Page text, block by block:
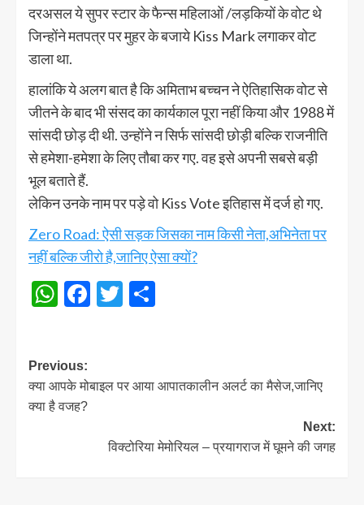
दरअसल ये सुपर स्टार के फैन्स महिलाओं /लड़कियों के वोट थे
जिन्होंने मतपत्र पर मुहर के बजाये Kiss Mark लगाकर वोट
डाला था.
हालांकि ये अलग बात है कि अमिताभ बच्चन ने ऐतिहासिक वोट से
जीतने के बाद भी संसद का कार्यकाल पूरा नहीं किया और 1988 में
सांसदी छोड़ दी थी. उन्होंने न सिर्फ सांसदी छोड़ी बल्कि राजनीति
से हमेशा-हमेशा के लिए तौबा कर गए. वह इसे अपनी सबसे बड़ी
भूल बताते हैं.
लेकिन उनके नाम पर पड़े वो Kiss Vote इतिहास में दर्ज हो गए.
Zero Road: ऐसी सड़क जिसका नाम किसी नेता,अभिनेता पर
नहीं बल्कि जीरो है,जानिए ऐसा क्यों?
WhatsApp
Facebook
Twitter
Post
navigation
Previous:
क्या आपके मोबाइल पर आया आपातकालीन अलर्ट का मैसेज,जानिए
क्या है वजह?
Next:
विक्टोरिया मेमोरियल – प्रयागराज में घूमने की जगह